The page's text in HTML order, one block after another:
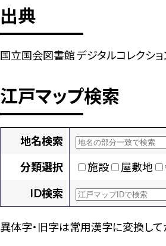
出典
国立国会図書館 デジタルコレクショ
江戸マップ検索
地名検索
分類選択
施設 屋敷地
ID検索
異体字・旧字は常用漢字に変換し